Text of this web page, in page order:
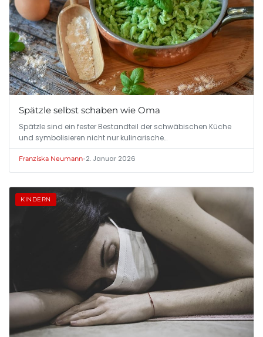
Spätzle selbst schaben wie Oma
Spätzle sind ein fester Bestandteil der schwäbischen Küche
und symbolisieren nicht nur kulinarische…
Franziska Neumann•2. Januar 2026
KINDERN